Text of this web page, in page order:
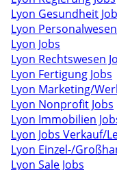
Lyon Gesundheit
Lyon
Lyon Jobs
Lyon Rechtswesen
Lyon Fertigung Jobs
Lyon Marketing/
Lyon Nonprofit Jobs
Lyon Immobilien
Lyon Jobs Verkauf/
Lyon Einzel-/
Lyon Sale Jobs